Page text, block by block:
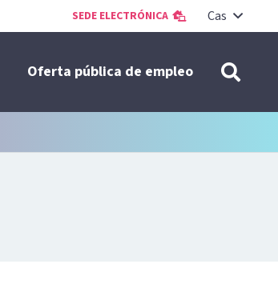
SEDE ELECTRÓNICA Cas
Oferta pública de empleo